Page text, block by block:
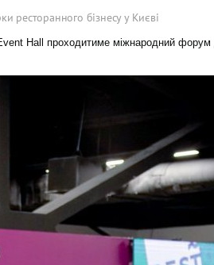
ресторанного бізнесу у Києві
Hall проходитиме міжнародний форум